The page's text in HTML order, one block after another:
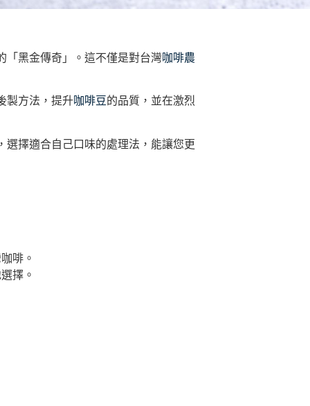
「黑金傳奇」。這不僅是對台灣咖啡農
製方法，提升咖啡豆的品質，並在激烈
擇適合自己口味的處理法，能讓您更
啡。
擇。